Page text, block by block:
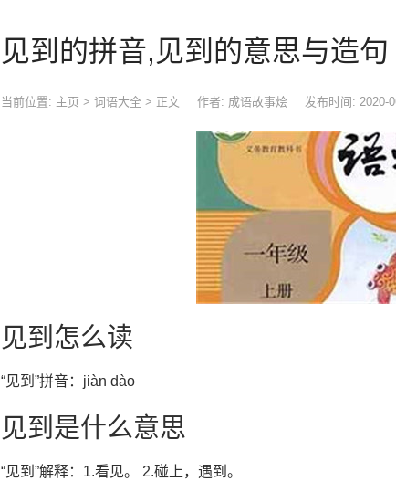
见到的拼音,见到的意思与造句
当前位置: 主页 > 词语大全 > 正文 作者: 成语故事烩 发布时间: 2020-
见到怎么读
“见到”拼音：jiàn dào
见到是什么意思
“见到”解释：1.看见。 2.碰上，遇到。